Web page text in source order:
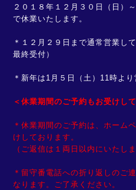
２０１８年１２月３０日（日）
で休業いたします。
＊１２月２９日まで通常営業し
最終受付）
＊新年は1月５日（土）11時より
＜休業期間のご予約もお受けし
＊休業期間のご予約は、ホーム
けしております。
（ご返信は１両日以内にいたしま
＊留守番電話への折り返しのご
なります。ご了承ください。